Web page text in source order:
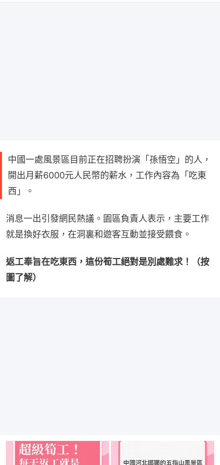
中國一處風景區目前正在招聘扮演「孫悟空」的人，
開出月薪6000元人民幣的薪水，工作內容為「吃東
西」。
消息一出引發網民熱議。園區負責人表示，主要工作
就是換好衣服，在洞裏和遊客互動並接受餵食。
返工奉旨在吃東西，這份筍工絕對是別處難求！（按
圖了解）